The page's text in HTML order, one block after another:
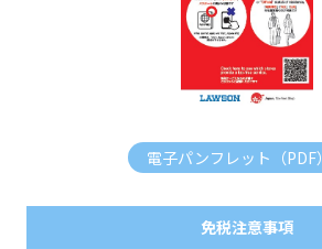
電子パンフレット（PDF）
免税注意事項